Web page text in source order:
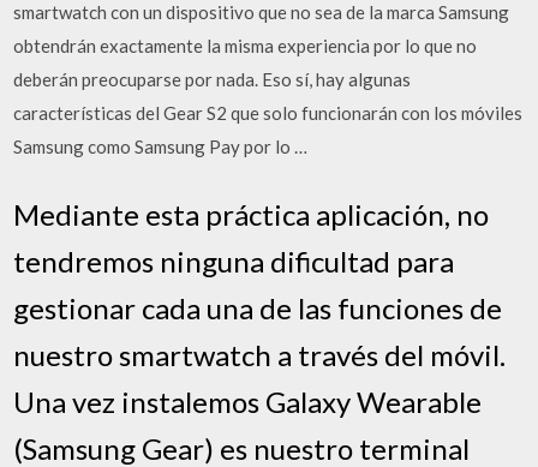
smartwatch con un dispositivo que no sea de la marca Samsung
obtendrán exactamente la misma experiencia por lo que no
deberán preocuparse por nada. Eso sí, hay algunas
características del Gear S2 que solo funcionarán con los móviles
Samsung como Samsung Pay por lo …
Mediante esta práctica aplicación, no
tendremos ninguna dificultad para
gestionar cada una de las funciones de
nuestro smartwatch a través del móvil.
Una vez instalemos Galaxy Wearable
(Samsung Gear) es nuestro terminal